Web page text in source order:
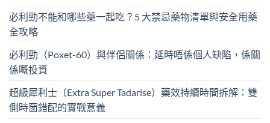
必利勁不能和哪些藥一起吃？5 大禁忌藥物清單與安全用藥
全攻略
必利勁（Poxet-60）與伴侶關係：延時唔係個人缺陷，係關
係嘅投資
超級犀利士（Extra Super Tadarise）藥效持續時間拆解：雙
側時窗錯配的實戰意義